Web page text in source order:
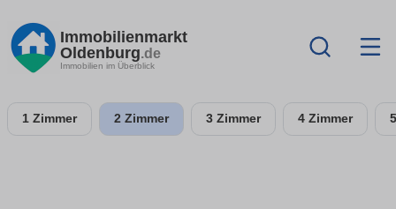
Immobilienmarkt
Oldenburg.de
Immobilien im Überblick
1 Zimmer 2 Zimmer 3 Zimmer 4 Zimmer